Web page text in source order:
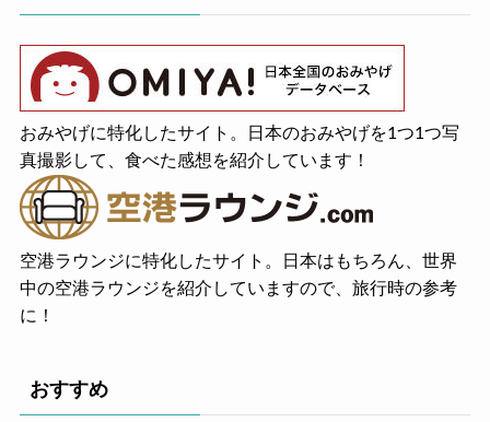
おみやげに特化したサイト。日本のおみやげを1つ1つ写
真撮影して、食べた感想を紹介しています！
空港ラウンジに特化したサイト。日本はもちろん、世界
中の空港ラウンジを紹介していますので、旅行時の参考
に！
おすすめ